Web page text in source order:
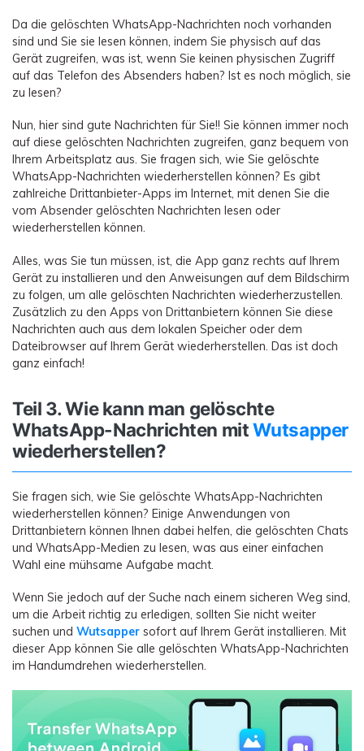
Da die gelöschten WhatsApp-Nachrichten noch vorhanden
sind und Sie sie lesen können, indem Sie physisch auf das
Gerät zugreifen, was ist, wenn Sie keinen physischen Zugriff
auf das Telefon des Absenders haben? Ist es noch möglich, sie
zu lesen?
Nun, hier sind gute Nachrichten für Sie!! Sie können immer noch
auf diese gelöschten Nachrichten zugreifen, ganz bequem von
Ihrem Arbeitsplatz aus. Sie fragen sich, wie Sie gelöschte
WhatsApp-Nachrichten wiederherstellen können? Es gibt
zahlreiche Drittanbieter-Apps im Internet, mit denen Sie die
vom Absender gelöschten Nachrichten lesen oder
wiederherstellen können.
Alles, was Sie tun müssen, ist, die App ganz rechts auf Ihrem
Gerät zu installieren und den Anweisungen auf dem Bildschirm
zu folgen, um alle gelöschten Nachrichten wiederherzustellen.
Zusätzlich zu den Apps von Drittanbietern können Sie diese
Nachrichten auch aus dem lokalen Speicher oder dem
Dateibrowser auf Ihrem Gerät wiederherstellen. Das ist doch
ganz einfach!
Teil 3. Wie kann man gelöschte
WhatsApp-Nachrichten mitWutsapper
wiederherstellen?
Sie fragen sich, wie Sie gelöschte WhatsApp-Nachrichten
wiederherstellen können? Einige Anwendungen von
Drittanbietern können Ihnen dabei helfen, die gelöschten Chats
und WhatsApp-Medien zu lesen, was aus einer einfachen
Wahl eine mühsame Aufgabe macht.
Wenn Sie jedoch auf der Suche nach einem sicheren Weg sind,
um die Arbeit richtig zu erledigen, sollten Sie nicht weiter
suchen und Wutsapper sofort auf Ihrem Gerät installieren. Mit
dieser App können Sie alle gelöschten WhatsApp-Nachrichten
im Handumdrehen wiederherstellen.